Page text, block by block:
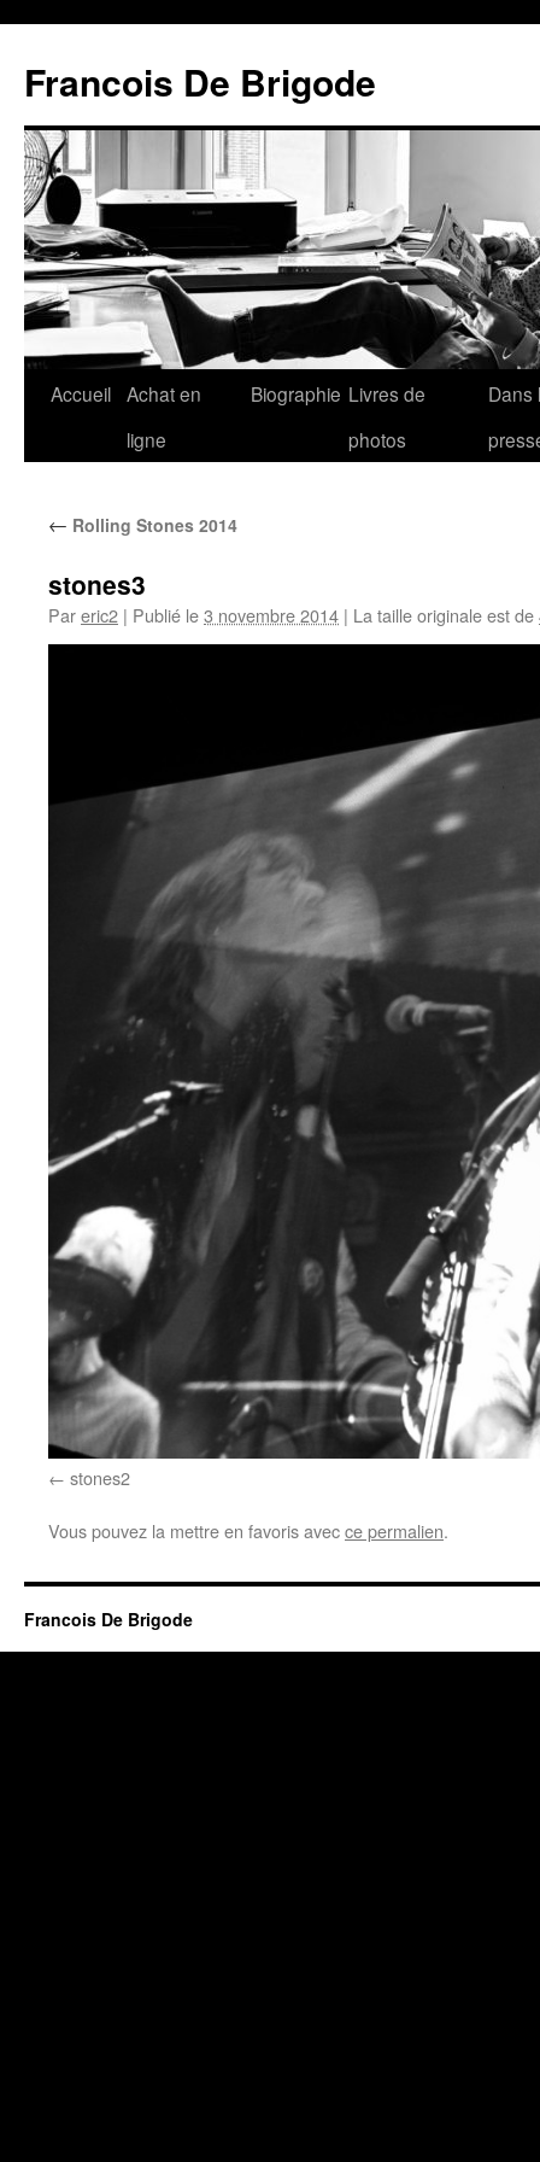
Francois De Brigode
Accueil Achat en
ligne
Biographie Livres de
photos
Dans
← Rolling Stones 2014
stones3
Pareric2 | Publié le3 novembre 2014 | La taille originale est de
stones2
Vous pouvez la mettre en favoris avecce permalien.
Francois De Brigode